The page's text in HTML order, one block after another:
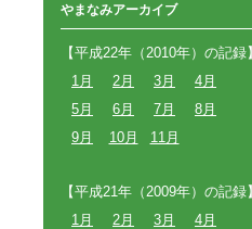
やまなみアーカイブ
【平成22年（2010年）の記録】
1月
2月 3月
4月
5月
6月 7月
8月
9月
10月 11月
【平成21年（2009年）の記録】
1月
2月 3月
4月